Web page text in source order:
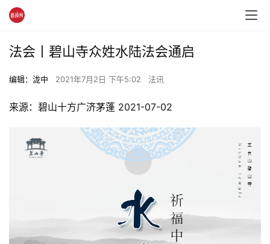
法会丨碧山寺众姓水陆法会通启
编辑：泷中 2021年7月2日 下午5:02 法讯
来源：碧山十方广济茅蓬 2021-07-02